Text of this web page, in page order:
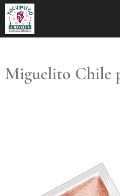
Miguelito Chile